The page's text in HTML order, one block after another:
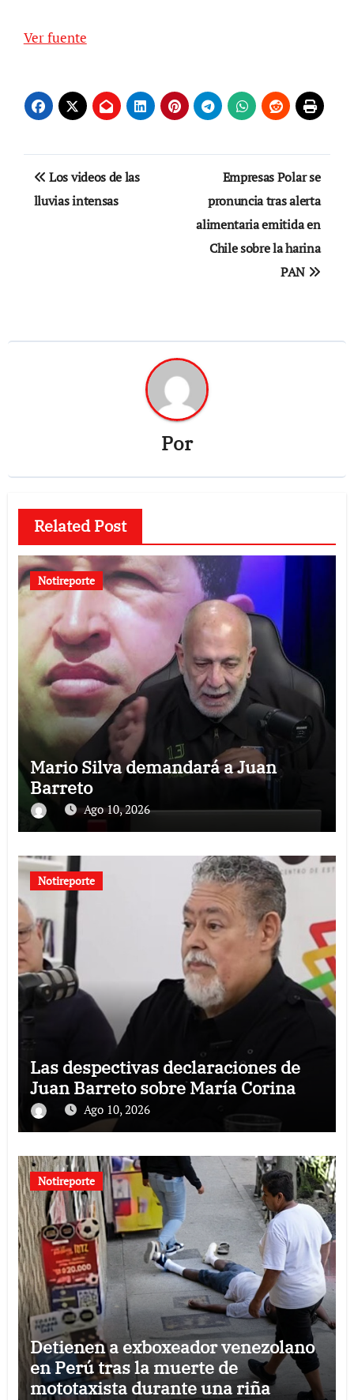
Ver fuente
Navegación
de
Los videos de las
lluvias intensas
Empresas Polar se
pronuncia tras alerta
alimentaria emitida en
Chile sobre la harina
PAN
Por
Related Post
Notireporte
Mario Silva demandará a Juan
Barreto
Ago 10, 2026
Notireporte
Las despectivas declaraciones de
Juan Barreto sobre María Corina
Ago 10, 2026
Notireporte
Detienen a exboxeador venezolano
en Perú tras la muerte de
mototaxista durante una riña